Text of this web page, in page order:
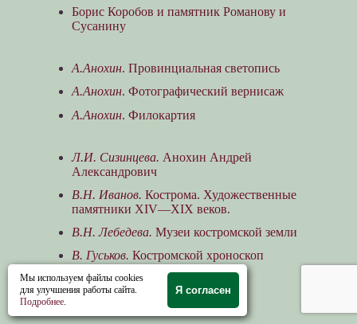
Борис Коробов и памятник Романову и
Сусанину
А.Анохин. Провинциальная светопись
А.Анохин. Фотографический вернисаж
А.Анохин. Филокартия
Л.И. Сизинцева. Анохин Андрей
Александрович
В.Н. Иванов. Кострома. Художественные
памятники XIV—XIX веков.
В.Н. Лебедева. Музеи костромской земли
В. Гуськов. Костромской хроноскоп
исторических событий
Б. Коробов.Нулевой цикл
Мы используем файлы cookies
для улучшения работы сайта.
Подробнее.
Я согласен